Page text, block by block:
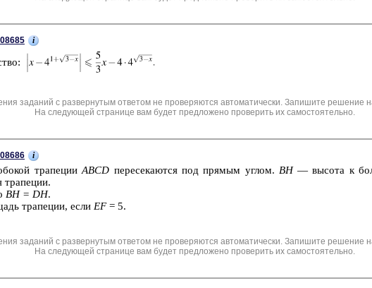
i
заданий с развернутым ответом не проверяются автоматически. Запишите решение
На следующей странице вам будет предложено проверить их самостоятельно.
i
тра­пе­цииABCD пе­ре­се­ка­ют­ся под пря­мым углом. ВН— вы­со­та к
BH = DH.
тра­пе­ции, если EF= 5.
заданий с развернутым ответом не проверяются автоматически. Запишите решение
На следующей странице вам будет предложено проверить их самостоятельно.